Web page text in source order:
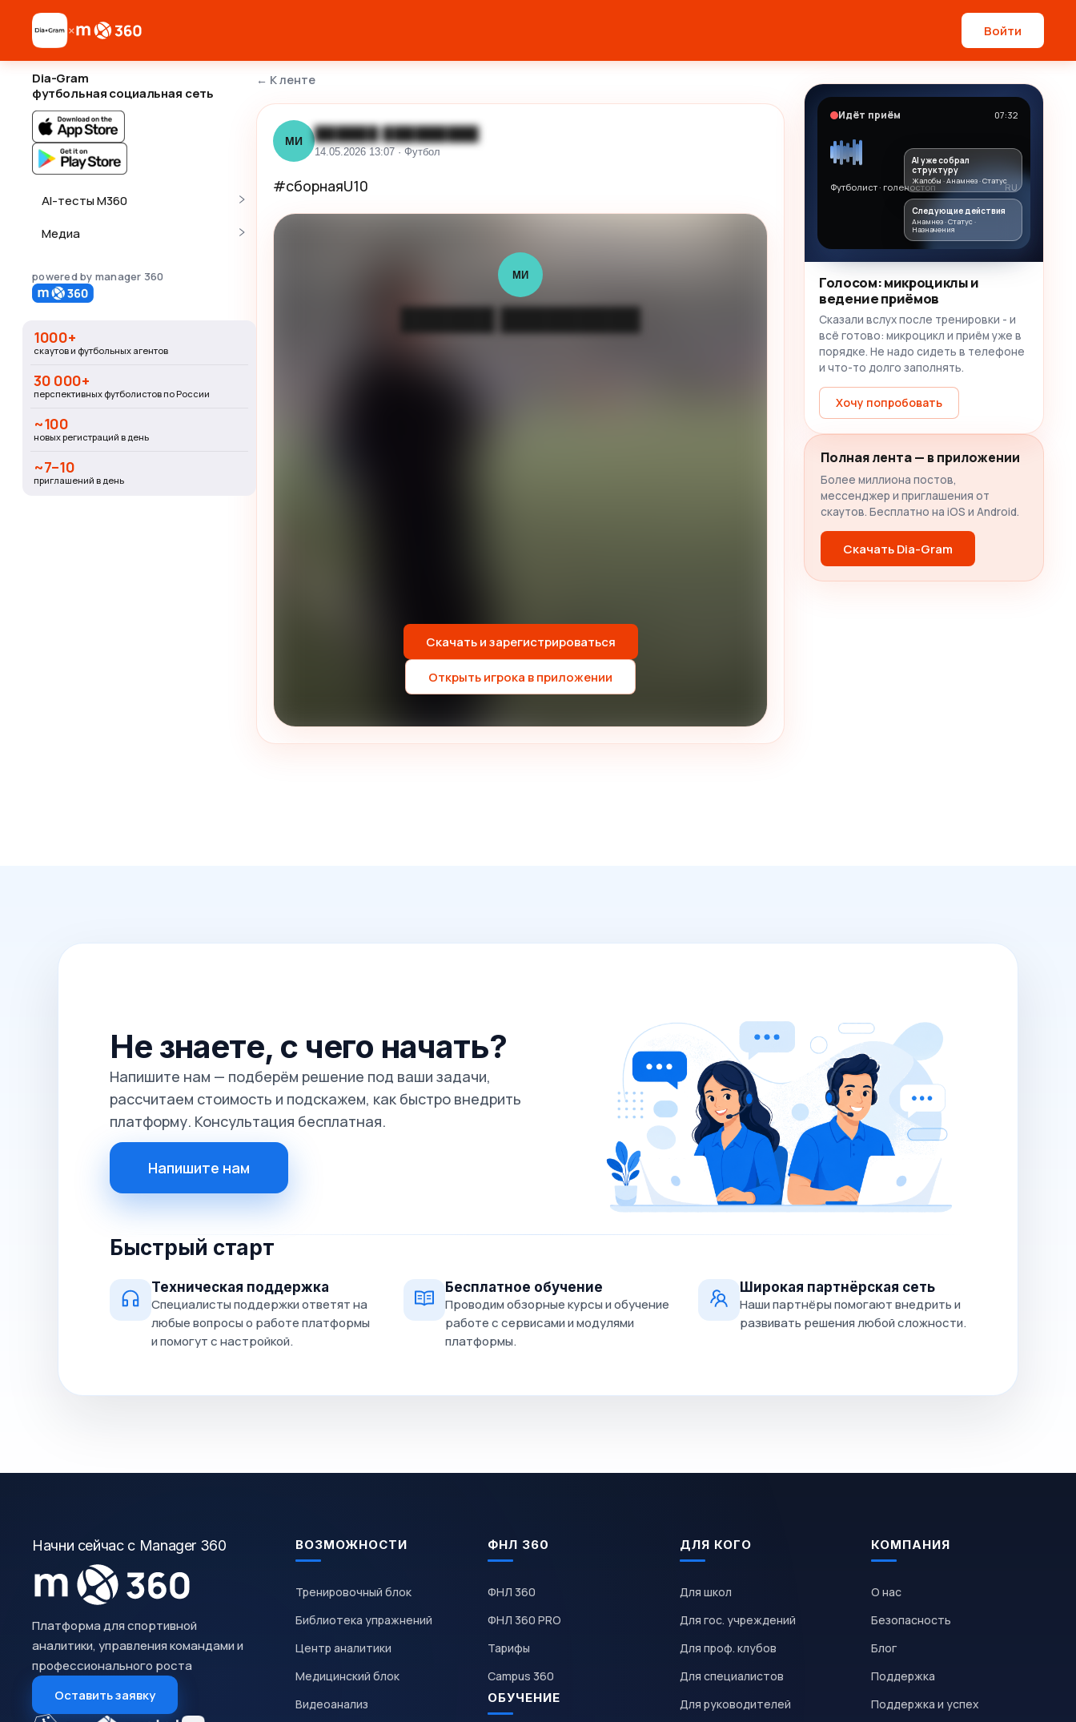
× Войти
Dia-Gram
футбольная социальная сеть
AI-тесты M360
Медиа
powered by manager 360
1000+
скаутов и футбольных агентов
30 000+
перспективных футболистов по России
~100
новых регистраций в день
~7–10
приглашений в день
← К ленте
МИ ██████ █████████
14.05.2026 13:07 · Футбол
#сборнаяU10
МИ
Скачать и зарегистрироваться
Открыть игрока в приложении
Идёт приём 07:32
Футболист · голеностоп RU
AI уже собрал
структуру
Жалобы · Анамнез · Статус
Следующие действия
Анамнез · Статус ·
Назначения
Голосом: микроциклы и
ведение приёмов
Сказали вслух после тренировки - и
всё готово: микроцикл и приём уже в
порядке. Не надо сидеть в телефоне
и что-то долго заполнять.
Хочу попробовать
Полная лента — в приложении
Более миллиона постов,
мессенджер и приглашения от
скаутов. Бесплатно на iOS и Android.
Скачать Dia-Gram
Не знаете, с чего начать?
Напишите нам — подберём решение под ваши задачи,
рассчитаем стоимость и подскажем, как быстро внедрить
платформу. Консультация бесплатная.
Напишите нам
Быстрый старт
Техническая поддержка
Специалисты поддержки ответят на
любые вопросы о работе платформы
и помогут с настройкой.
Бесплатное обучение
Проводим обзорные курсы и обучение
работе с сервисами и модулями
платформы.
Широкая партнёрская сеть
Наши партнёры помогают внедрить и
развивать решения любой сложности.
Начни сейчас с Manager 360
Платформа для спортивной
аналитики, управления командами и
профессионального роста
Оставить заявку
ВОЗМОЖНОСТИ
Тренировочный блок
Библиотека упражнений
Центр аналитики
Медицинский блок
Видеоанализ
ФНЛ 360
ФНЛ 360
ФНЛ 360 PRO
Тарифы
Campus 360
ОБУЧЕНИЕ
ДЛЯ КОГО
Для школ
Для гос. учреждений
Для проф. клубов
Для специалистов
Для руководителей
КОМПАНИЯ
О нас
Безопасность
Блог
Поддержка
Поддержка и успех